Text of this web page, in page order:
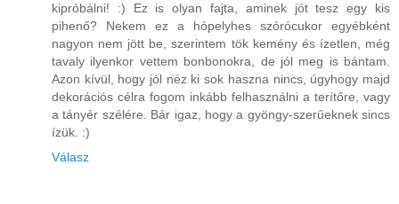
kipróbálni! :) Ez is olyan fajta, aminek jót tesz egy kis
pihenő? Nekem ez a hópelyhes szórócukor egyébként
nagyon nem jött be, szerintem tök kemény és ízetlen, még
tavaly ilyenkor vettem bonbonokra, de jól meg is bántam.
Azon kívül, hogy jól néz ki sok haszna nincs, úgyhogy majd
dekorációs célra fogom inkább felhasználni a terítőre, vagy
a tányér szélére. Bár igaz, hogy a gyöngy-szerűeknek sincs
ízük. :)
Válasz